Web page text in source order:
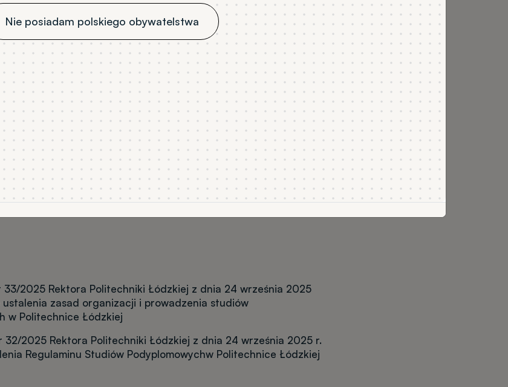
Nie posiadam polskiego obywatelstwa
33/2025 Rektora Politechniki Łódzkiej z dnia 24 września 2025
ustalenia zasad organizacji i prowadzenia studiów
w Politechnice Łódzkiej
32/2025 Rektora Politechniki Łódzkiej z dnia 24 września 2025 r.
Regulaminu Studiów Podyplomowychw Politechnice Łódzkiej